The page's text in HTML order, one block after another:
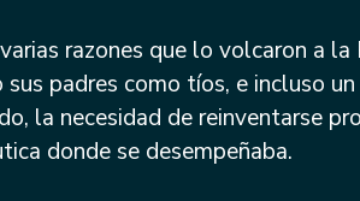
razones que lo volcaron a
padres como tíos, e incluso
la necesidad de reinventarse
donde se desempeñaba.